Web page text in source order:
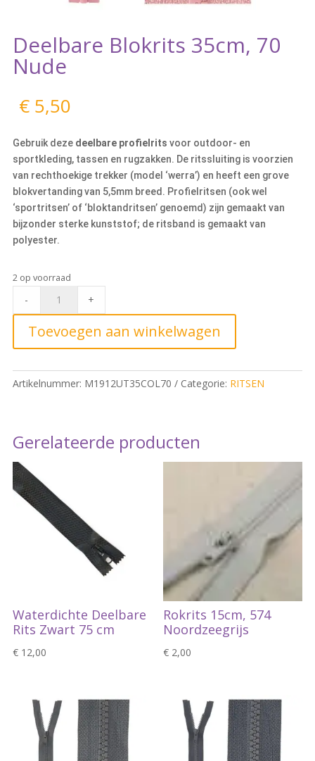
Deelbare Blokrits 35cm, 70
Nude
€5,50
Gebruik deze deelbare profielrits voor outdoor- en
sportkleding, tassen en rugzakken. De ritssluiting is voorzien
van rechthoekige trekker (model ‘werra’) en heeft een grove
blokvertanding van 5,5mm breed. Profielritsen (ook wel
‘sportritsen’ of ‘bloktandritsen’ genoemd) zijn gemaakt van
bijzonder sterke kunststof; de ritsband is gemaakt van
polyester.
2 op voorraad
35cm,
quantity
- +
Toevoegen aan winkelwagen
Artikelnummer: M1912UT35COL70 Categorie: RITSEN
Gerelateerde producten
Waterdichte Deelbare
Rits Zwart 75 cm
€12,00
Rokrits 15cm, 574
Noordzeegrijs
€ 2,00